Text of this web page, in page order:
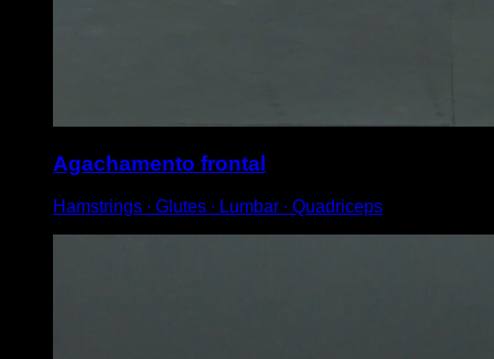
Agachamento frontal
Hamstrings ∙ Glutes ∙ Lumbar ∙ Quadriceps